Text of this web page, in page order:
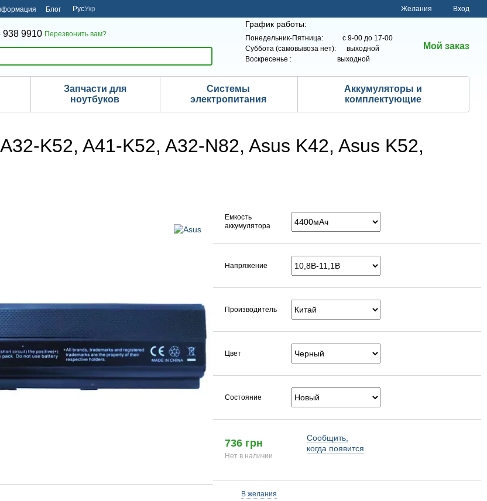
Блог РусУкр Желания Вход
938 9910 Перезвонить вам?
График работы:
Понедельник-Пятница: с 9-00 до 17-00
Суббота (самовывоза нет): выходной
Воскресенье : выходной
Мой заказ
Запчасти для
ноутбуков
Системы
электропитания
Аккумуляторы и
комплектующие
K52, A41-K52, A32-N82, Asus K42, Asus K52,
Емкость
аккумулятора
Напряжение
Производитель
Цвет
Состояние
736 грн
Нет в наличии
Сообщить,
когда появится
В желания